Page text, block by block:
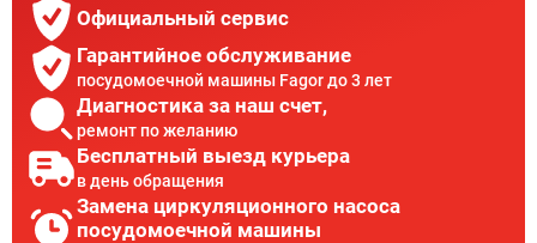
Официальный сервис
Гарантийное обслуживание
посудомоечной машины Fagor до 3 лет
Диагностика за наш счет,
ремонт по желанию
Бесплатный выезд курьера
в день обращения
Замена циркуляционного насоса
посудомоечной машины